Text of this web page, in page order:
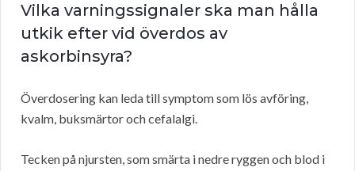
Vilka varningssignaler ska man hålla
utkik efter vid överdos av
askorbinsyra?
Överdosering kan leda till symptom som lös avföring,
kvalm, buksmärtor och cefalalgi.
Tecken på njursten, som smärta i nedre ryggen och blod i